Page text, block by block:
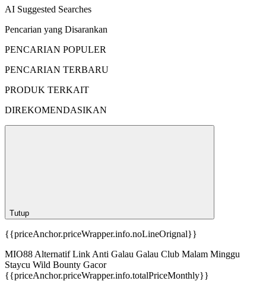
AI Suggested Searches
Pencarian yang Disarankan
PENCARIAN POPULER
PENCARIAN TERBARU
PRODUK TERKAIT
DIREKOMENDASIKAN
Tutup
{{priceAnchor.priceWrapper.info.noLineOrignal}}
MIO88 Alternatif Link Anti Galau Galau Club Malam Minggu
Staycu Wild Bounty Gacor
{{priceAnchor.priceWrapper.info.totalPriceMonthly}}